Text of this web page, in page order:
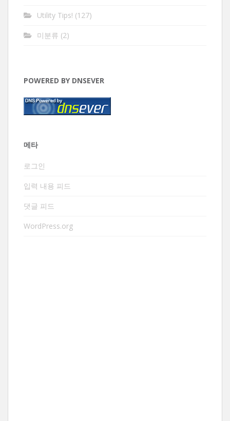
Utility Tips! (127)
미분류 (2)
POWERED BY DNSEVER
메타
로그인
입력 내용 피드
댓글 피드
WordPress.org